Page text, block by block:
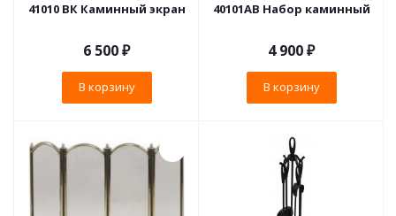
41010 ВК Каминный экран
6 500₽
В корзину
40101AB Набор каминный
4 900₽
В корзину